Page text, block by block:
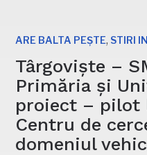
ARE BALTA PEȘTE, STIRI
Târgoviște –
Primăria și
proiect – pilot
Centru de
domeniul